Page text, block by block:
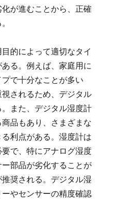
が進むことから、正確
的によって適切なタイ
る。例えば、家庭用に
で十分なことが多い
されるため、デジタル
また、デジタル湿度計
品もあり、さまざまな
利点がある。湿度計は
で、特にアナログ湿度
部品が劣化することが
奨される。デジタル湿
やセンサーの精度確認